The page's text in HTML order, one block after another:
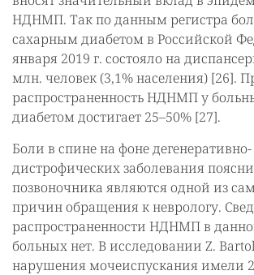
НДНМП. Так по данным регистра
сахарным диабетом в Российской
января 2019 г. состояло на
млн. человек (3,1% населения) [26].
распространенность НДНМП у
диабетом достигает 25–50% [27].
Боли в спине на фоне дегенеративно-
дистрофических заболевания
позвоночника являются одной из
причин обращения к неврологу.
распространенности НДНМП в
больных нет. В исследовании Z.
нарушения мочеиспускания имели